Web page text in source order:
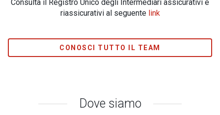
Consulta il Registro Unico degli Intermediari assicurativi e
riassicurativi al seguente link
CONOSCI TUTTO IL TEAM
Dove siamo